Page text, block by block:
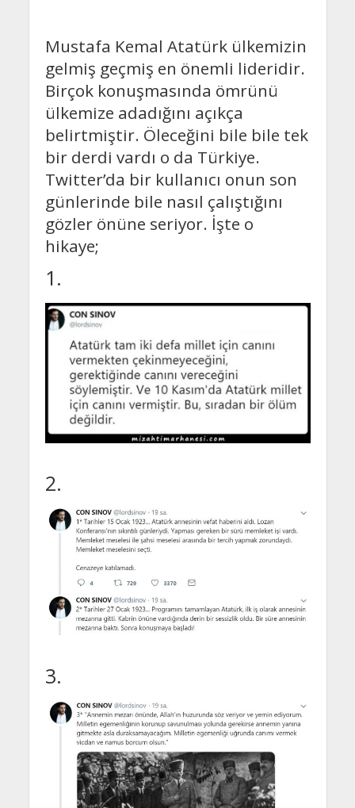
Mustafa Kemal Atatürk ülkemizin
gelmiş geçmiş en önemli lideridir.
Birçok konuşmasında ömrünü
ülkemize adadığını açıkça
belirtmiştir. Öleceğini bile bile tek
bir derdi vardı o da Türkiye.
Twitter’da bir kullanıcı onun son
günlerinde bile nasıl çalıştığını
gözler önüne seriyor. İşte o
hikaye;
1.
2.
3.